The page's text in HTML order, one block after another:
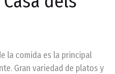
la comida es la principal
Gran variedad de platos y